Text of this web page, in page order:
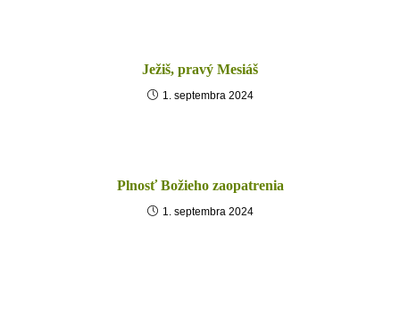
Ježiš, pravý Mesiáš
1. septembra 2024
Plnosť Božieho zaopatrenia
1. septembra 2024